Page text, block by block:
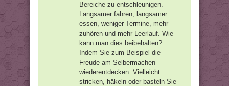
Bereiche zu entschleunigen.
Langsamer fahren, langsamer
essen, weniger Termine, mehr
zuhören und mehr Leerlauf. Wie
kann man dies beibehalten?
Indem Sie zum Beispiel die
Freude am Selbermachen
wiederentdecken. Vielleicht
stricken, häkeln oder basteln Sie